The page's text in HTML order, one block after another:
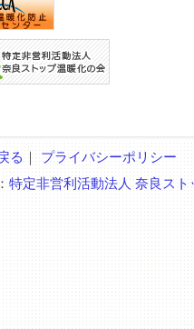
る｜プライバシーポリシー
特定非営利活動法人 奈良ス